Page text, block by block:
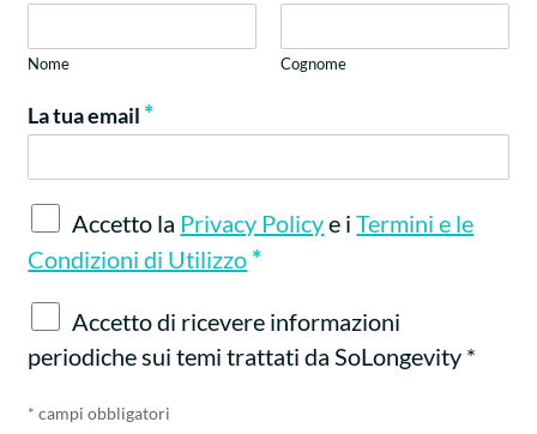
Nome Cognome
La tua email *
A
c
e
t
t
z
Accetto la Privacy Policye iTermini e le
Condizioni di Utilizzo *
C
s
Accetto di ricevere informazioni
periodiche sui temi trattati da SoLongevity *
* campi obbligatori